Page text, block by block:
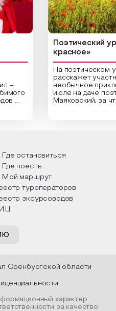
–
в
и
как
Поэтический
красное»
На поэтическом
расскажет
необычное
июле на даче
Маяковский, за
Твардовского и
каждой строчке
восхищение
яркому времени
Где остановиться
Где поесть
Мой маршрут
туроператоров
эксурсоводов
Оренбургской области
характер.
за качество